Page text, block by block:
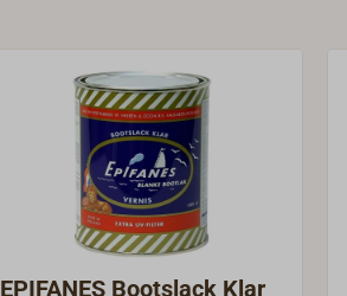
EPIFANES Bootslack Klar